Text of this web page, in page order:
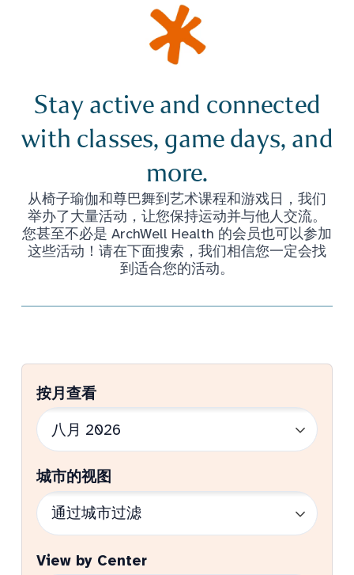
Stay active and connected
with classes, game days, and
more.
从椅子瑜伽和尊巴舞到艺术课程和游戏日，我们
举办了大量活动，让您保持运动并与他人交流。
您甚至不必是 ArchWell Health 的会员也可以参加
这些活动！请在下面搜索，我们相信您一定会找
到适合您的活动。
按月查看
城市的视图
View by Center